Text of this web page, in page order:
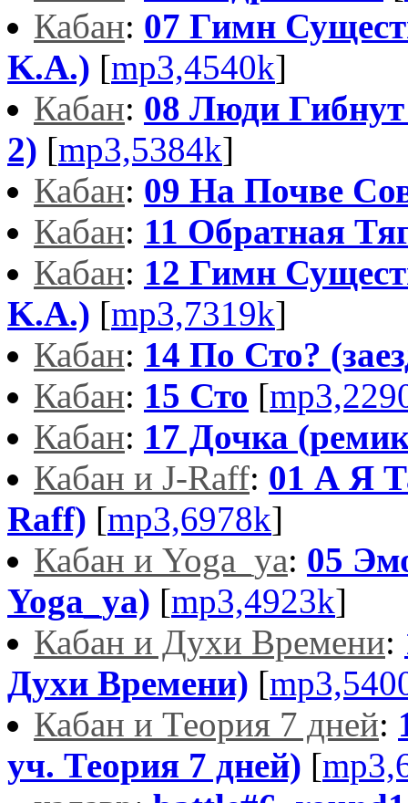
Кабан: 07 Гимн
K.A.) [mp3,4540k]
Кабан: 08 Люди
2) [mp3,5384k]
Кабан: 09 На Почве
Кабан: 11 Обратная
Кабан: 12 Гимн
K.A.) [mp3,7319k]
Кабан: 14 По Сто?
Кабан: 15 Сто [
Кабан: 17 Дочка
Кабан и J-Raff: 01 А Я
Raff) [mp3,6978k]
Кабан и Yoga_ya: 05
Yoga_ya) [mp3,4923k]
Кабан и Духи Времени:
Духи Времени) [
Кабан и Теория 7 дней:
уч. Теория 7 дней) [